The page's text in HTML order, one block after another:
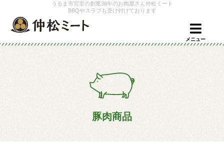
うるま市宮里の創業36年のお肉屋さん仲松ミート
BBQやスラブも受け付けております
メニュー
豚肉商品